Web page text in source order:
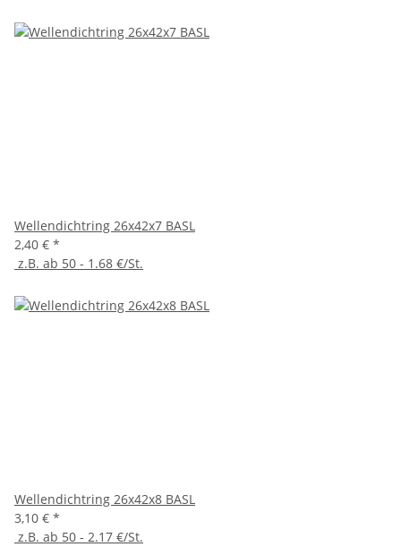
Wellendichtring 26x42x7 BASL
2,40 € *
z.B. ab 50 - 1.68 €/St.
Wellendichtring 26x42x8 BASL
3,10 € *
z.B. ab 50 - 2.17 €/St.